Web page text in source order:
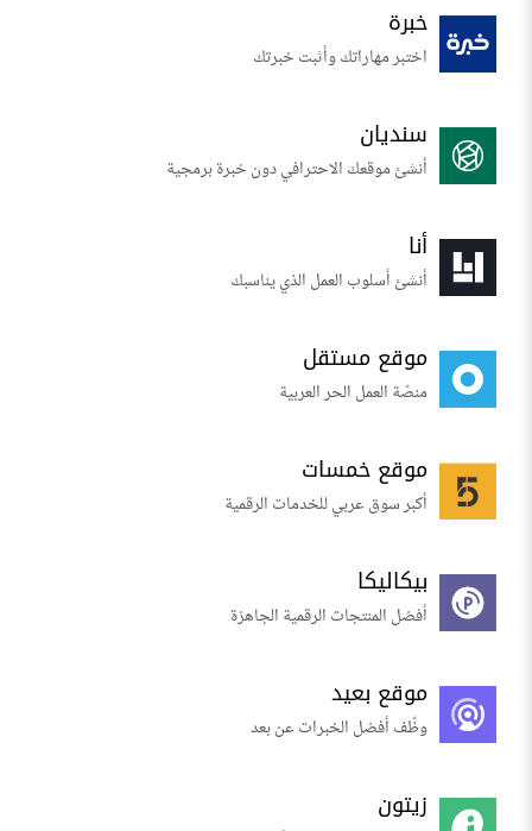
خبرة
اختبر مهاراتك وأثبت خبرتك
سنديان
أنشئ موقعك الاحترافي دون خبرة برمجية
أنا
أنشئ أسلوب العمل الذي يناسبك
موقع مستقل
منصّة العمل الحر العربية
موقع خمسات
أكبر سوق عربي للخدمات الرقمية
بيكاليكا
أفضل المنتجات الرقمية الجاهزة
موقع بعيد
وظّف أفضل الخبرات عن بعد
زيتون